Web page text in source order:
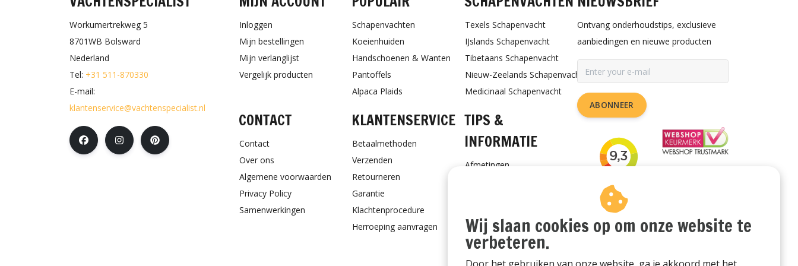
Workumertrekweg 5
8701WB Bolsward
Nederland
Tel: +31 511-870330
E-mail:
klantenservice@vachtenspecialist.nl
Inloggen
Mijn bestellingen
Mijn verlanglijst
Vergelijk producten
Schapenvachten
Koeienhuiden
Handschoenen & Wanten
Pantoffels
Alpaca Plaids
Texels Schapenvacht
IJslands Schapenvacht
Tibetaans Schapenvacht
Nieuw-Zeelands Schapenvacht
Medicinaal Schapenvacht
CONTACT
Contact
Over ons
Algemene voorwaarden
Privacy Policy
Samenwerkingen
KLANTENSERVICE
Betaalmethoden
Verzenden
Retourneren
Garantie
Klachtenprocedure
Herroeping aanvragen
TIPS &
INFORMATIE
Afmetingen
Cadeaubon
Ontvang onderhoudstips, exclusieve
aanbiedingen en nieuwe producten
ABONNEER
Wij slaan cookies op om onze website te
verbeteren.